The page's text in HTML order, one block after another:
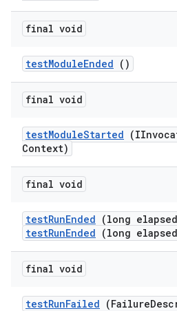
final void
testModuleEnded ()
final void
testModuleStarted
Context)
final void
testRunEnded (long elapsed
testRunEnded (long
final void
testRunFailed (Failure